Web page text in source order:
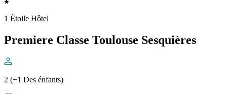
1 Étoile Hôtel
Premiere Classe Toulouse Sesquières
2 (+1 Des énfants)